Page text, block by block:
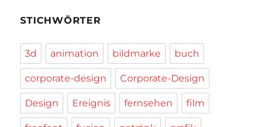
STICHWÖRTER
3d animation bildmarke buch
corporate-design Corporate-Design
Design Ereignis fernsehen film